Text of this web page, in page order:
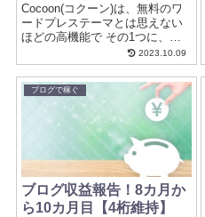
Cocoon(コクーン)は、無料のワ
ードプレステーマとは思えない
ほどの高機能で その1つに、ス
キンという便利な機能があり、
スキンを変えればデザインチェ
ンジも簡単にできちゃいます。
なので、一口にCocoon(コクー
ン)とはいっても、実はデザイン
は人によって様々です。 そこ
で、今回はCocoon(コクーン)ト
ップページのデザインを紹介し
てみたいと思います。 デザイン
の参考にしてみてくださいね。
2023.10.09
ブログで稼ぐ
ブログ収益報告！8カ月か
ら10カ月目【4桁維持】